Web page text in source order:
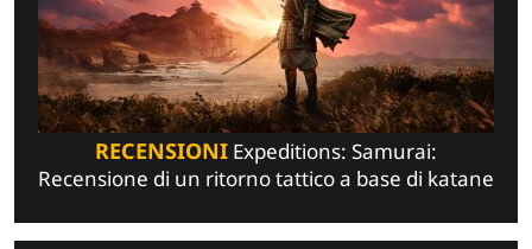
RECENSIONI Expeditions: Samurai:
Recensione di un ritorno tattico a base di katane